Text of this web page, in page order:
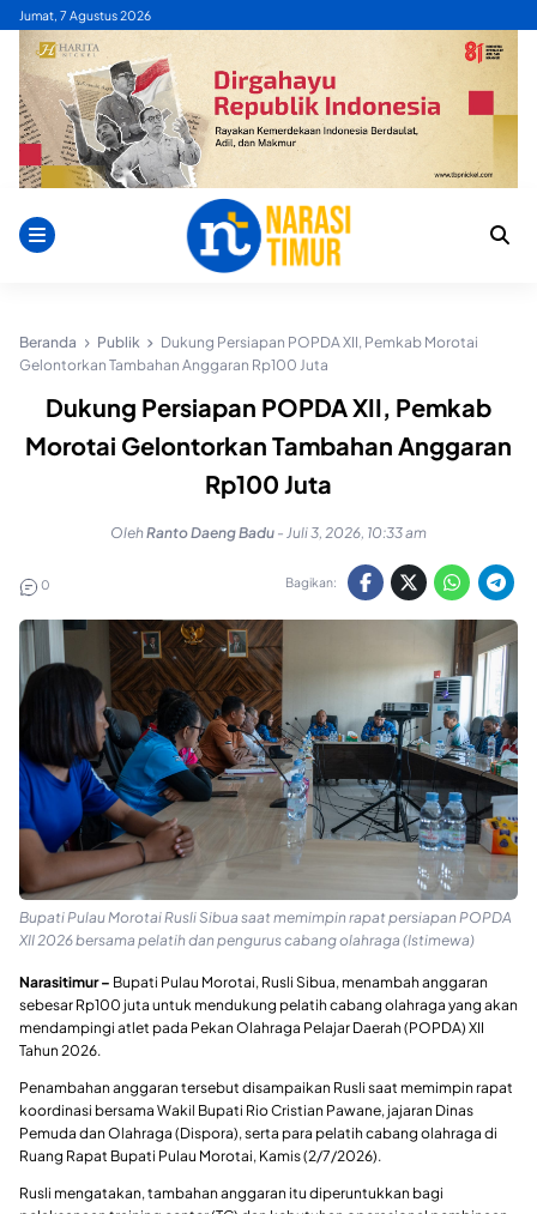
Skip
content
Jumat, 7 Agustus 2026
Beranda Publik
Dukung Persiapan POPDA XII, Pemkab Morotai
Gelontorkan Tambahan Anggaran Rp100 Juta
Dukung Persiapan POPDA XII, Pemkab
Morotai Gelontorkan Tambahan Anggaran
Rp100 Juta
OlehRanto Daeng Badu - Juli 3, 2026, 10:33 am
0 Bagikan:
Bupati Pulau Morotai Rusli Sibua saat memimpin rapat persiapan POPDA
XII 2026 bersama pelatih dan pengurus cabang olahraga (Istimewa)
Narasitimur – Bupati Pulau Morotai, Rusli Sibua, menambah anggaran
sebesar Rp100 juta untuk mendukung pelatih cabang olahraga yang akan
mendampingi atlet pada Pekan Olahraga Pelajar Daerah (POPDA) XII
Tahun 2026.
Penambahan anggaran tersebut disampaikan Rusli saat memimpin rapat
koordinasi bersama Wakil Bupati Rio Cristian Pawane, jajaran Dinas
Pemuda dan Olahraga (Dispora), serta para pelatih cabang olahraga di
Ruang Rapat Bupati Pulau Morotai, Kamis (2/7/2026).
Rusli mengatakan, tambahan anggaran itu diperuntukkan bagi